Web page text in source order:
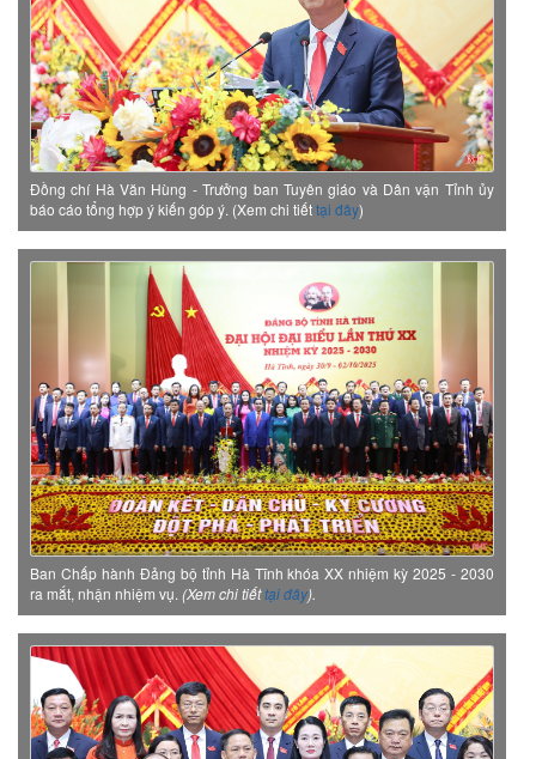
Đồng chí Hà Văn Hùng - Trưởng ban Tuyên giáo và Dân vận Tỉnh ủy
báo cáo tổng hợp ý kiến góp ý. (Xem chi tiếttại đây)
Ban Chấp hành Đảng bộ tỉnh Hà Tĩnh khóa XX nhiệm kỳ 2025 - 2030
ra mắt, nhận nhiệm vụ. (Xem chi tiếttại đây).